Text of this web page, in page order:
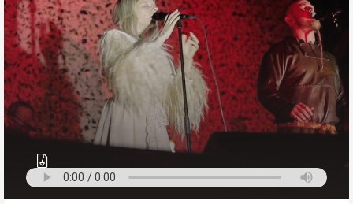
خود
به
اشتراک
بگذارید.
کپی